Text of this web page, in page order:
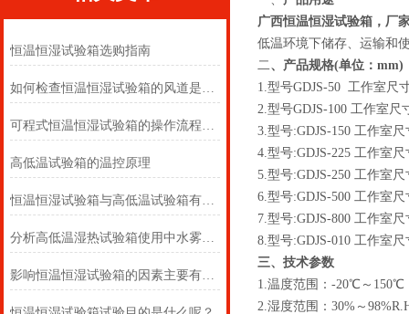
恒温恒湿试验箱选购指南
如何检查恒温恒湿试验箱的风道是否堵塞？
可程式恒温恒湿试验箱的操作流程和使用规范
高低温试验箱的温控原理
恒温恒湿试验箱与高低温试验箱有什么区别？
分析高低温湿热试验箱使用中水雾产生原因奥科
影响恒温恒湿试验箱的因素主要有哪些
广西恒温恒湿试验箱，厂
低温环境下储存、运输和
二、产品规格(单位：mm)
1.型号GDJS-50 工作室尺
2.型号GDJS-100 工作室尺
3.型号:GDJS-150 工作室
4.型号:GDJS-225 工作室
5.型号:GDJS-250 工作室
6.型号:GDJS-500 工作室
7.型号:GDJS-800 工作室
8.型号:GDJS-010 工作室
三、技术参数
1.温度范围：-20℃～
2.湿度范围：30%～